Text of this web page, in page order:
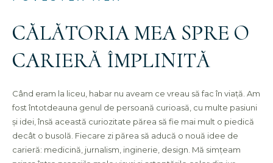
CĂLĂTORIA MEA SPRE O
CARIERĂ ÎMPLINITĂ
Când eram la liceu, habar nu aveam ce vreau să fac în viață. Am
fost întotdeauna genul de persoană curioasă, cu multe pasiuni
și idei, însă această curiozitate părea să fie mai mult o piedică
decât o busolă. Fiecare zi părea să aducă o nouă idee de
carieră: medicină, jurnalism, inginerie, design. Mă simțeam